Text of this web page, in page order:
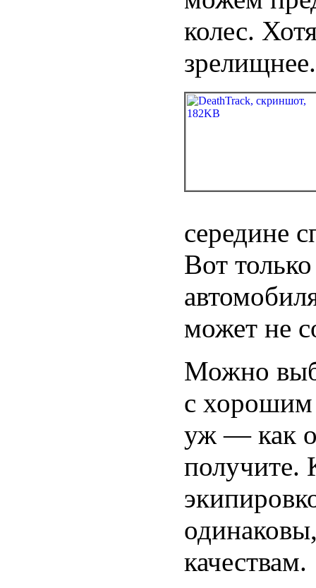
колес.
зрелищнее.
середине
Вот
может не
Можно
с
уж — как
получите.
качествам.